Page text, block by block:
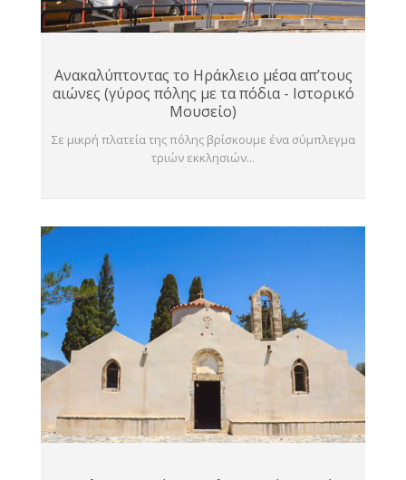
Ανακαλύπτοντας το Ηράκλειο μέσα απ’τους
αιώνες (γύρος πόλης με τα πόδια - Ιστορικό
Μουσείο)
Σε μικρή πλατεία της πόλης βρίσκουμε ένα σύμπλεγμα
τριών εκκλησιών...